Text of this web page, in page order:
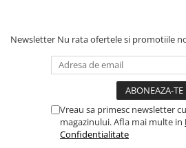
Newsletter Nu rata ofertele si promotiile
Vreau sa primesc newsletter
magazinului. Afla mai multe in
Confidentialitate